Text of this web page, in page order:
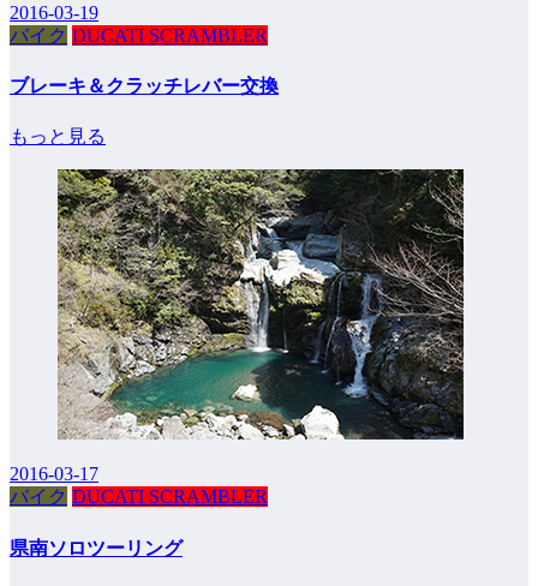
2016-03-19
バイク DUCATI SCRAMBLER
ブレーキ＆クラッチレバー交換
もっと見る
2016-03-17
バイク DUCATI SCRAMBLER
県南ソロツーリング